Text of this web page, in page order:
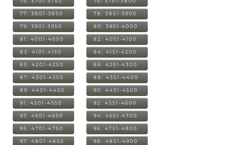
77: 3801-3850 78: 3851-3900
79: 3901-3950 80: 3951-4000
81: 4001-4050 82: 4051-4100
83: 4101-4150 84: 4151-4200
85: 4201-4250 86: 4251-4300
87: 4301-4350 88: 4351-4400
89: 4401-4450 90: 4451-4500
91: 4501-4550 92: 4551-4600
93: 4601-4650 94: 4651-4700
95: 4701-4750 96: 4751-4800
97: 4801-4850 98: 4851-4900